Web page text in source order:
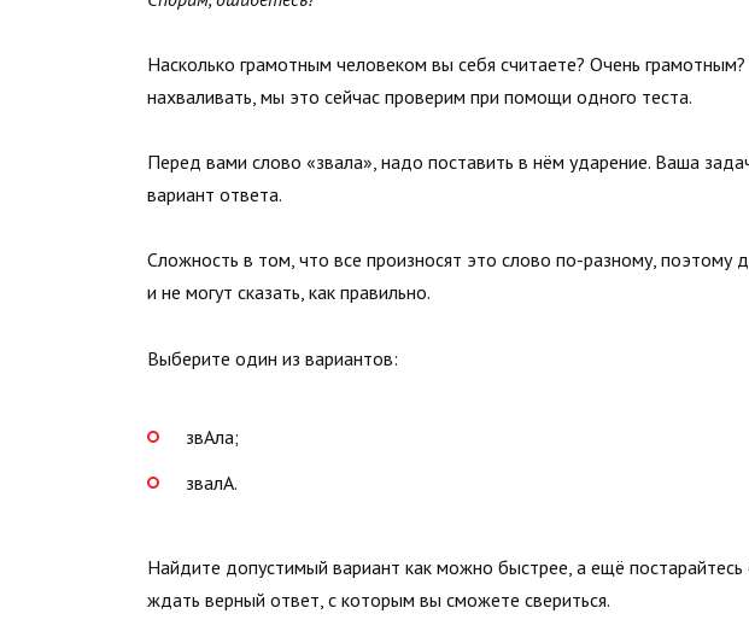
Насколько грамотным человеком вы себя считаете? Очень
нахваливать, мы это сейчас проверим при помощи одного теста.
Перед вами слово «звала», надо поставить в нём ударение. Ваша
вариант ответа.
Сложность в том, что все произносят это слово по-разному, поэтому
и не могут сказать, как правильно.
Выберите один из вариантов:
звАла;
звалА.
Найдите допустимый вариант как можно быстрее, а ещё постарайтесь
ждать верный ответ, с которым вы сможете свериться.